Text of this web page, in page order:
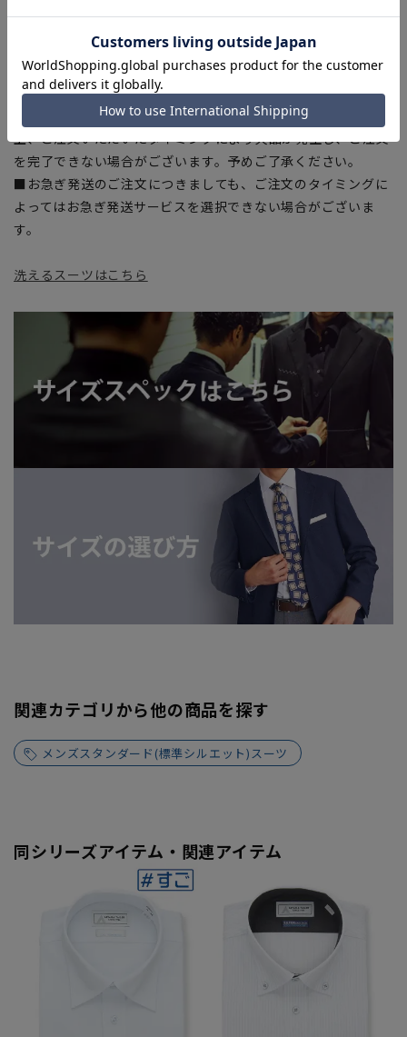
■ブラウザやお使いのモニター環境、また撮影時の室内外の光
加減により、実際の商品と掲載画像の色味が異なる場合がござ
います。
■店舗や各モールサイトと商品在庫を共有しております関係
上、ご注文いただいたタイミングにより欠品が発生し、ご注文
を完了できない場合がございます。予めご了承ください。
■お急ぎ発送のご注文につきましても、ご注文のタイミングに
よってはお急ぎ発送サービスを選択できない場合がございま
す。
洗えるスーツはこちら
関連カテゴリから他の商品を探す
メンズスタンダード(標準シルエット)スーツ
同シリーズアイテム・関連アイテム